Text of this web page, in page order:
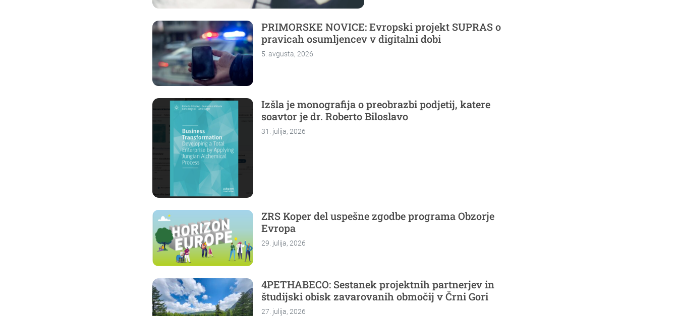
PRIMORSKE NOVICE: Evropski projekt SUPRAS o
pravicah osumljencev v digitalni dobi
5. avgusta, 2026
Izšla je monografija o preobrazbi podjetij, katere
soavtor je dr. Roberto Biloslavo
31. julija, 2026
ZRS Koper del uspešne zgodbe programa Obzorje
Evropa
29. julija, 2026
4PETHABECO: Sestanek projektnih partnerjev in
študijski obisk zavarovanih območij v Črni Gori
27. julija, 2026